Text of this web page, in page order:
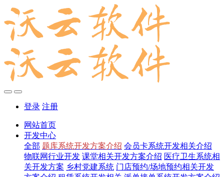
登录 注册
网站首页
开发中心
全部 题库系统开发方案介绍 会员卡系统开发相关介绍
物联网行业开发 课堂相关开发方案介绍 医疗卫生系统相
关开发方案 乡村党建系统 门店预约/场地预约相关开发